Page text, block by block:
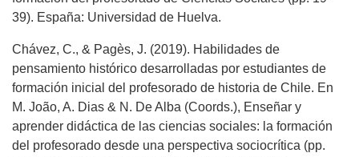
39). España: Universidad de Huelva.
Chávez, C., & Pagès, J. (2019). Habilidades de
pensamiento histórico desarrolladas por estudiantes de
formación inicial del profesorado de historia de Chile. En
M. João, A. Dias & N. De Alba (Coords.), Enseñar y
aprender didáctica de las ciencias sociales: la formación
del profesorado desde una perspectiva sociocrítica (pp.